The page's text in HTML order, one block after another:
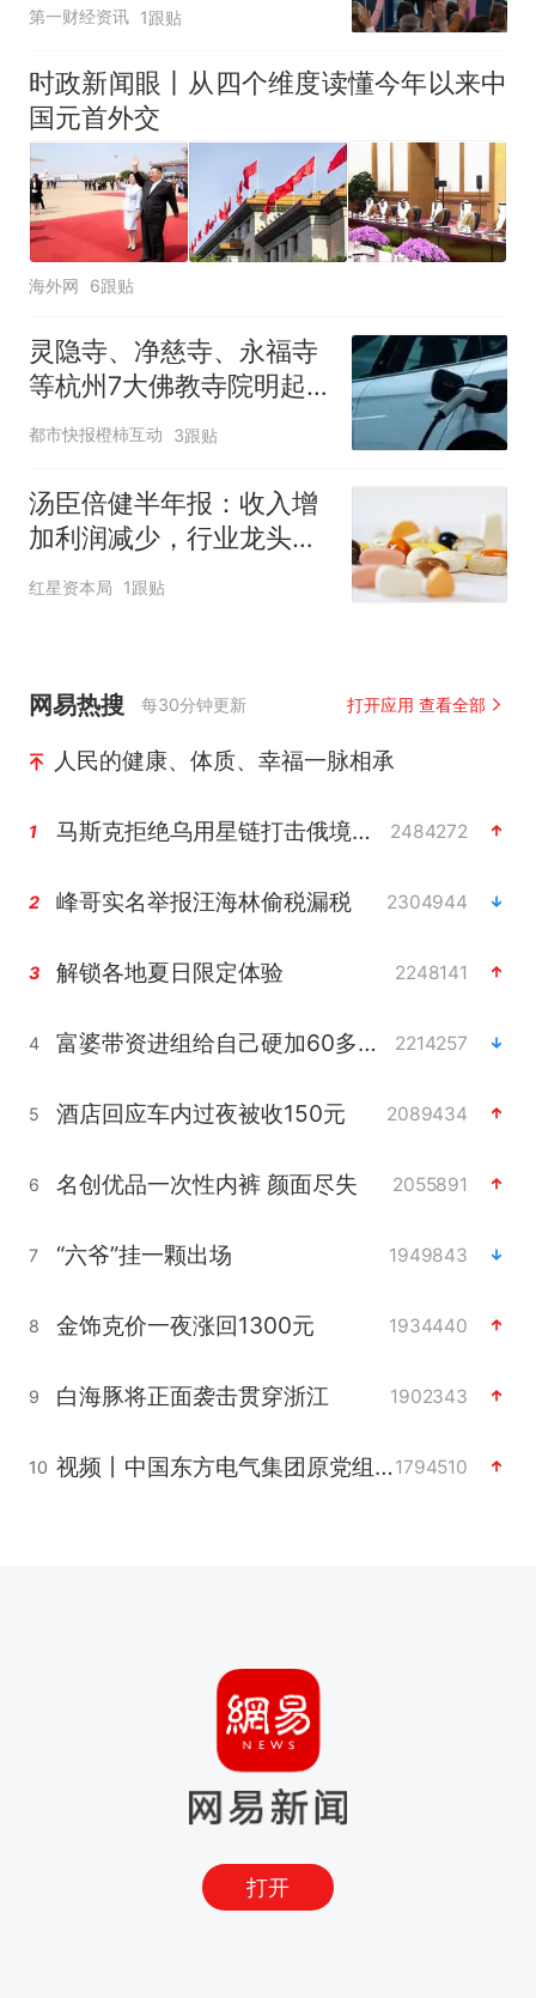
第一财经资讯 1跟贴
时政新闻眼丨从四个维度读懂今年以来中
国元首外交
海外网 6跟贴
灵隐寺、净慈寺、永福寺
等杭州7大佛教寺院明起
临时关闭，别跑空了
都市快报橙柿互动 3跟贴
汤臣倍健半年报：收入增
加利润减少，行业龙头的
AB面
红星资本局 1跟贴
网易热搜 每30分钟更新 打开应用 查看全部
人民的健康、体质、幸福一脉相承
1 马斯克拒绝乌用星链打击俄境内目标 2484272
2 峰哥实名举报汪海林偷税漏税 2304944
3 解锁各地夏日限定体验 2248141
4 富婆带资进组给自己硬加60多场吻戏 2214257
5 酒店回应车内过夜被收150元 2089434
6 名创优品一次性内裤 颜面尽失 2055891
7 “六爷”挂一颗出场 1949843
8 金饰克价一夜涨回1300元 1934440
9 白海豚将正面袭击贯穿浙江 1902343
10 视频丨中国东方电气集团原党组副书记、董事宋致远被查1794510
打开